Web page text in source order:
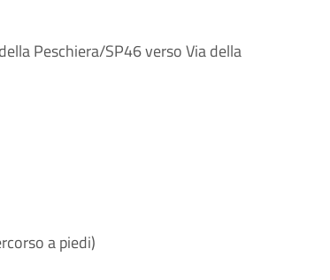
Peschiera/SP46versoVia della
a piedi)